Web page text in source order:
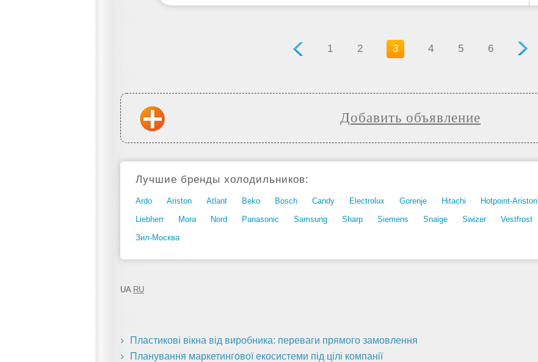
1 2 3 4 5 6
Добавить объявление
Лучшие бренды холодильников:
Ardo Ariston Atlant Beko Bosch Candy Electrolux Gorenje Hitachi Hotpoint-Ariston
Liebherr
Mora Nord Panasonic Samsung Sharp Siemens Snaige Swizer Vestfrost
Зил-Москва
UA RU
Пластикові вікна від виробника: переваги прямого замовлення
Планування маркетингової екосистеми під цілі компанії